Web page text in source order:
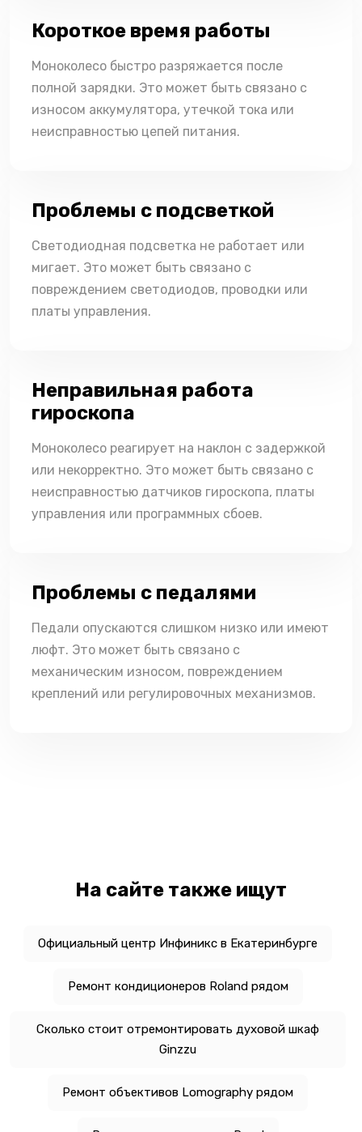
Короткое время работы
Моноколесо быстро разряжается после
полной зарядки. Это может быть связано с
износом аккумулятора, утечкой тока или
неисправностью цепей питания.
Проблемы с подсветкой
Светодиодная подсветка не работает или
мигает. Это может быть связано с
повреждением светодиодов, проводки или
платы управления.
Неправильная работа
гироскопа
Моноколесо реагирует на наклон с задержкой
или некорректно. Это может быть связано с
неисправностью датчиков гироскопа, платы
управления или программных сбоев.
Проблемы с педалями
Педали опускаются слишком низко или имеют
люфт. Это может быть связано с
механическим износом, повреждением
креплений или регулировочных механизмов.
На сайте также ищут
Официальный центр Инфиникс в Екатеринбурге
Ремонт кондиционеров Roland рядом
Сколько стоит отремонтировать духовой шкаф
Ginzzu
Ремонт объективов Lomography рядом